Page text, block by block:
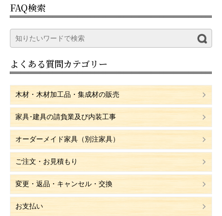
FAQ検索
よくある質問カテゴリー
木材・木材加工品・集成材の販売
家具･建具の請負業及び内装工事
オーダーメイド家具（別注家具）
ご注文・お見積もり
変更・返品・キャンセル・交換
お支払い